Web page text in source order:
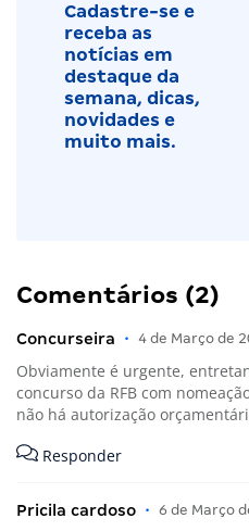
Cadastre-se e
receba as
notícias em
destaque da
semana, dicas,
novidades e
muito mais.
Comentários (2)
Concurseira • 4 de Março de
Obviamente é urgente,
concurso da RFB com
não há autorização
Responder
Pricila cardoso • 6 de Março